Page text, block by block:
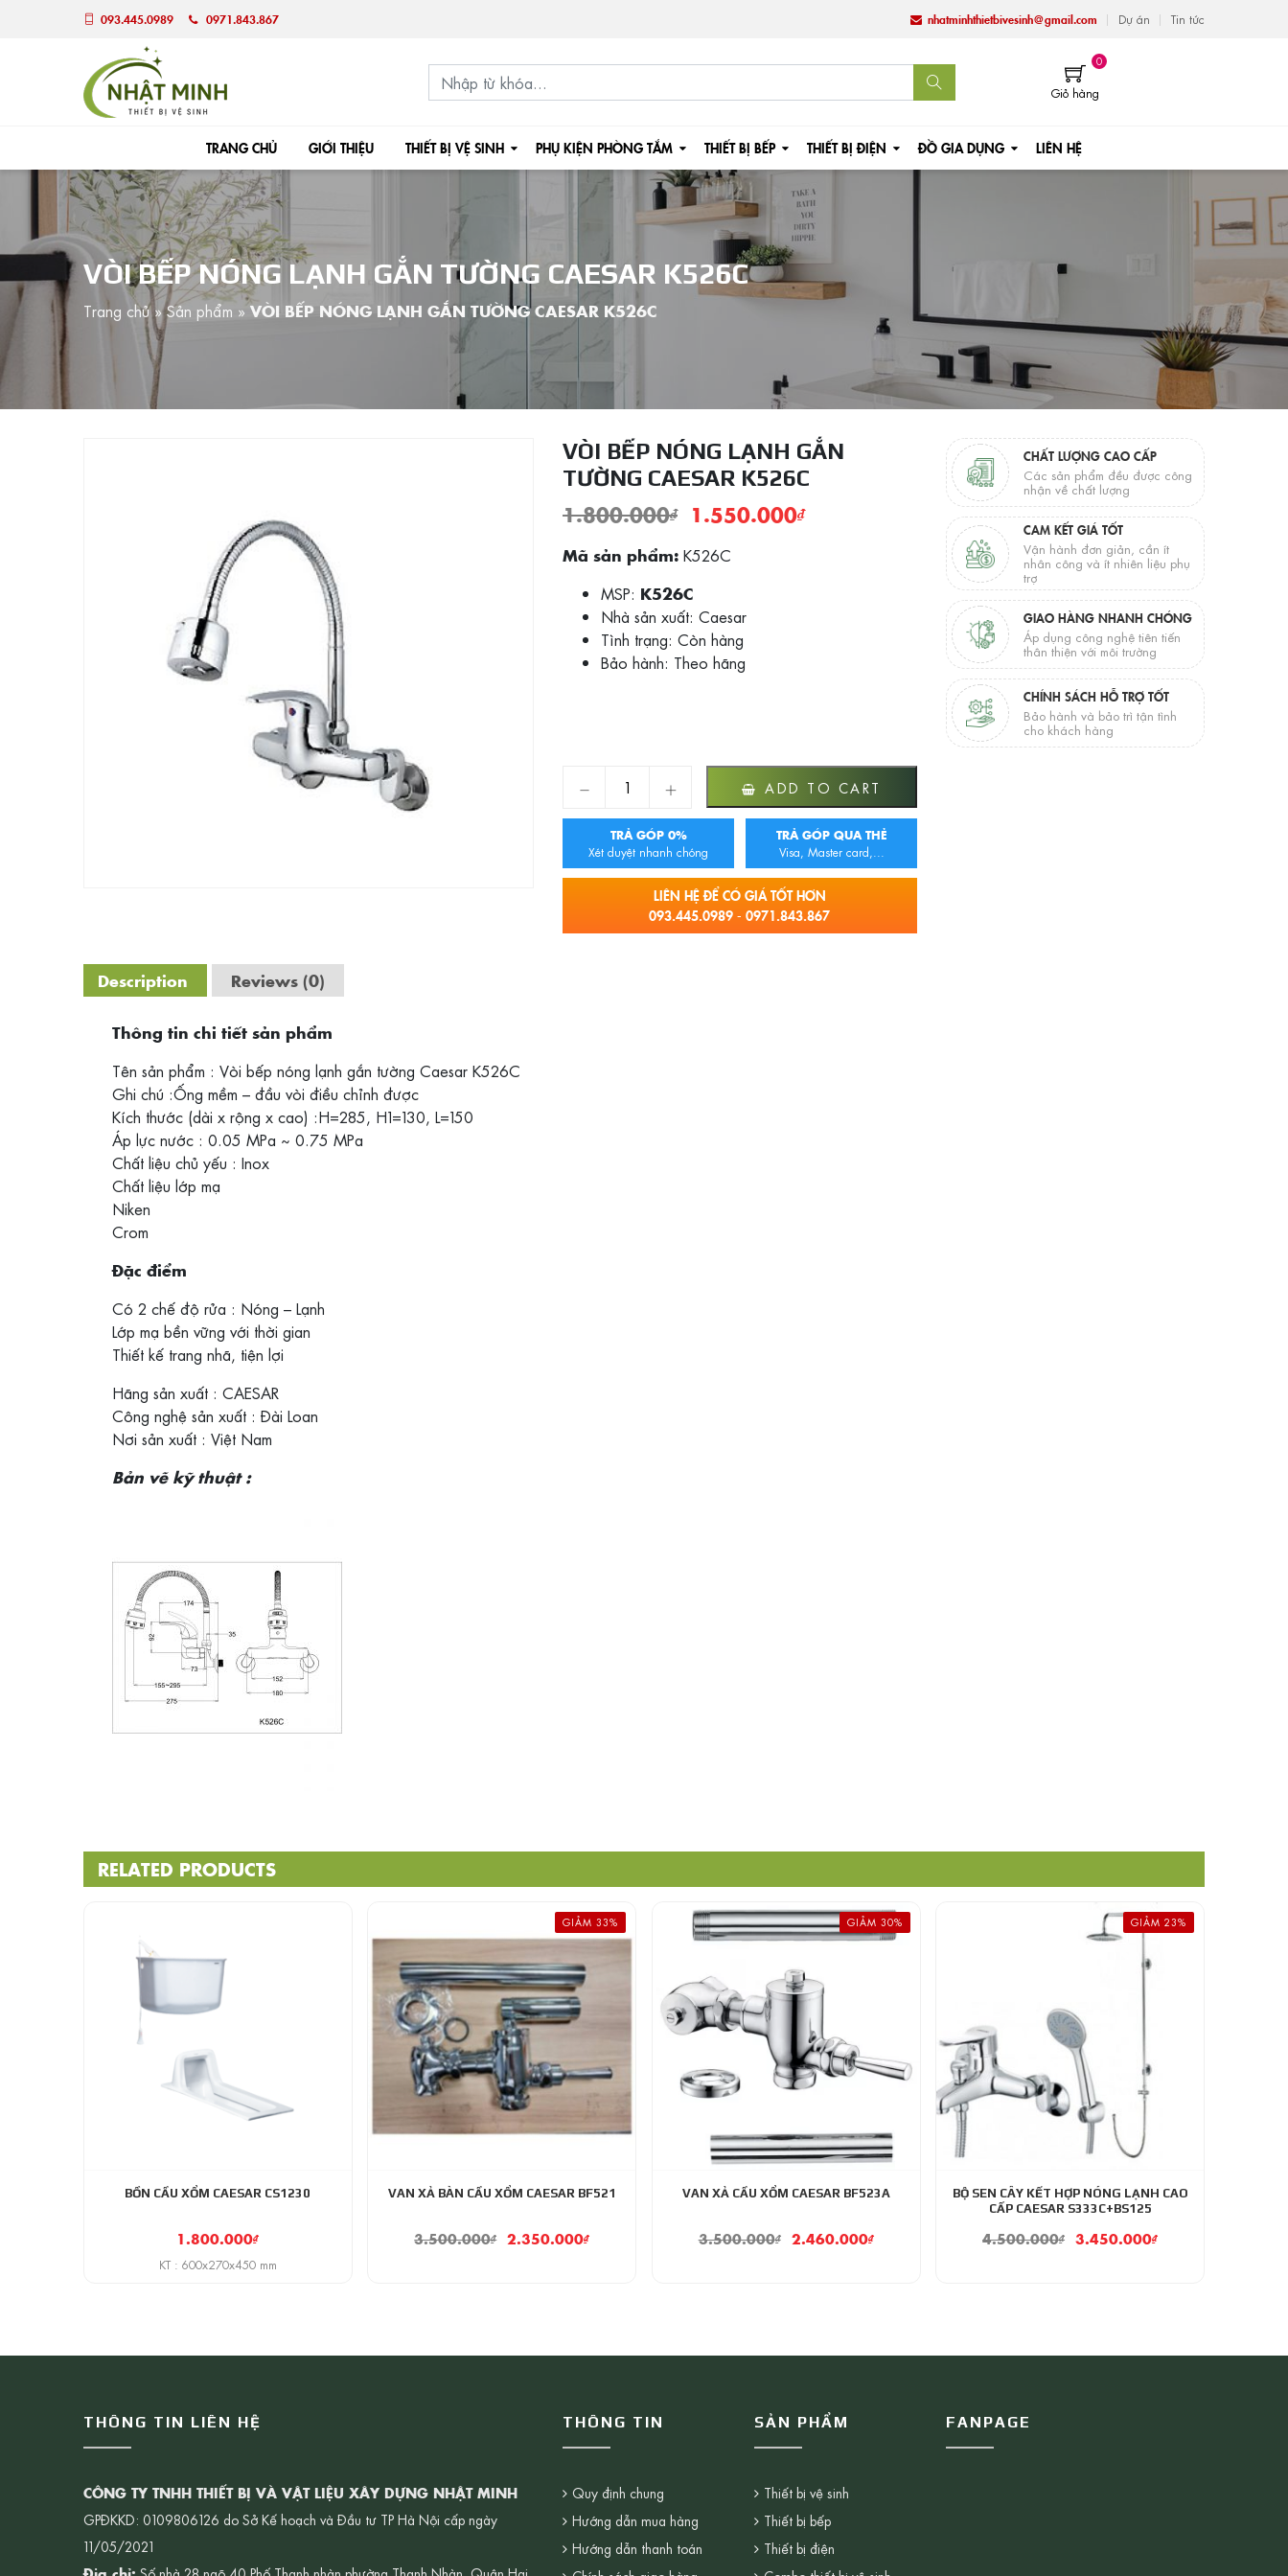
093.445.0989 0971.843.867 nhatminhthietbivesinh@gmail.com Dự án Tin tức
0
Giỏ hàng
TRANG CHỦ GIỚI THIỆU THIẾT BỊ VỆ SINH PHỤ KIỆN PHÒNG TẮM THIẾT BỊ BẾP THIẾT BỊ ĐIỆN ĐỒ GIA DỤNG LIÊN HỆ
VÒI BẾP NÓNG LẠNH GẮN TƯỜNG CAESAR K526C
Trang chủ»Sản phẩm »VÒI BẾP NÓNG LẠNH GẮN TƯỜNG CAESAR K526C
VÒI BẾP NÓNG LẠNH GẮN
TƯỜNG CAESAR K526C
1.800.000₫ 1.550.000₫
Mã sản phẩm: K526C
MSP: K526C
Nhà sản xuất: Caesar
Tình trạng: Còn hàng
Bảo hành: Theo hãng
VÒI BẾP NÓNG LẠNH GẮN TƯỜNG CAESAR K526C quantity
ADD TO CART
TRẢ GÓP 0%
Xét duyệt nhanh chóng
TRẢ GÓP QUA THẺ
Visa, Master card,...
LIÊN HỆ ĐỂ CÓ GIÁ TỐT HƠN
093.445.0989 - 0971.843.867
CHẤT LƯỢNG CAO CẤP
Các sản phẩm đều được công
nhận về chất lượng
CAM KẾT GIÁ TỐT
Vận hành đơn giản, cần ít
nhân công và ít nhiên liệu phụ
trợ
GIAO HÀNG NHANH CHÓNG
Áp dụng công nghệ tiên tiến
thân thiện với môi trường
CHÍNH SÁCH HỖ TRỢ TỐT
Bảo hành và bảo trì tận tình
cho khách hàng
Description Reviews (0)
Thông tin chi tiết sản phẩm
Tên sản phẩm : Vòi bếp nóng lạnh gắn tường Caesar K526C
Ghi chú :Ống mềm – đầu vòi điều chỉnh được
Kích thước (dài x rộng x cao) :H=285, H1=130, L=150
Áp lực nước : 0.05 MPa ~ 0.75 MPa
Chất liệu chủ yếu : Inox
Chất liệu lớp mạ
Niken
Crom
Đặc điểm
Có 2 chế độ rửa : Nóng – Lạnh
Lớp mạ bền vững với thời gian
Thiết kế trang nhã, tiện lợi
Hãng sản xuất : CAESAR
Công nghệ sản xuất : Đài Loan
Nơi sản xuất : Việt Nam
Bản vẽ kỹ thuật :
RELATED PRODUCTS
BỒN CẦU XỔM CAESAR CS1230
1.800.000₫
KT : 600x270x450 mm
GIẢM 33%
VAN XẢ BÀN CẦU XỔM CAESAR BF521
3.500.000₫ 2.350.000₫
GIẢM 30%
VAN XẢ CẦU XỔM CAESAR BF523A
3.500.000₫ 2.460.000₫
GIẢM 23%
BỘ SEN CÂY KẾT HỢP NÓNG LẠNH CAO
CẤP CAESAR S333C+BS125
4.500.000₫ 3.450.000₫
THÔNG TIN LIÊN HỆ
CÔNG TY TNHH THIẾT BỊ VÀ VẬT LIỆU XÂY DỰNG NHẬT MINH
GPĐKKD: 0109806126 do Sở Kế hoạch và Đầu tư TP Hà Nội cấp ngày
11/05/2021
THÔNG TIN
Quy định chung
Hướng dẫn mua hàng
Hướng dẫn thanh toán
SẢN PHẨM
Thiết bị vệ sinh
Thiết bị bếp
Thiết bị điện
FANPAGE